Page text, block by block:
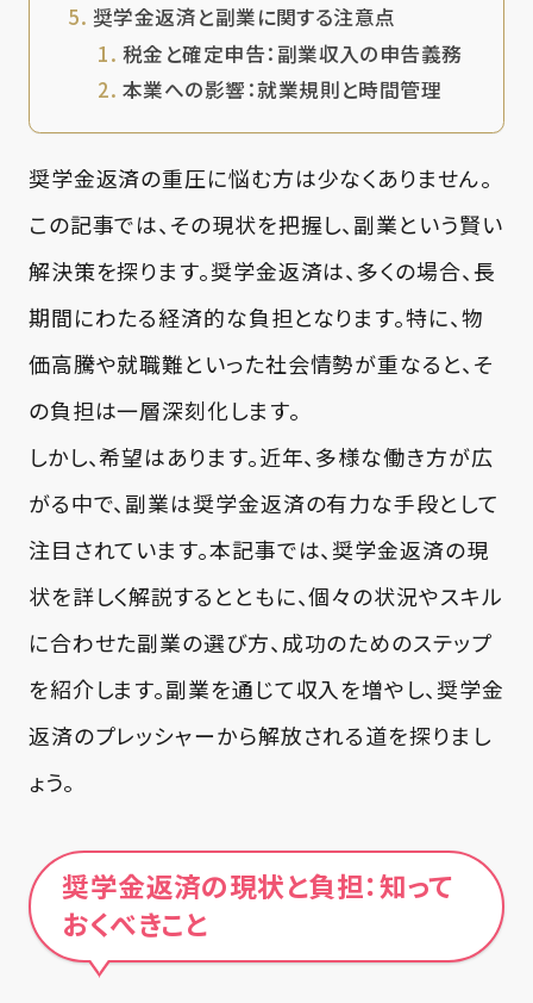
奨学金返済と副業に関する注意点
税金と確定申告：副業収入の申告義務
本業への影響：就業規則と時間管理
奨学金返済の重圧に悩む方は少なくありません。
この記事では、その現状を把握し、副業という賢い
解決策を探ります。奨学金返済は、多くの場合、長
期間にわたる経済的な負担となります。特に、物
価高騰や就職難といった社会情勢が重なると、そ
の負担は一層深刻化します。
しかし、希望はあります。近年、多様な働き方が広
がる中で、副業は奨学金返済の有力な手段として
注目されています。本記事では、奨学金返済の現
状を詳しく解説するとともに、個々の状況やスキル
に合わせた副業の選び方、成功のためのステップ
を紹介します。副業を通じて収入を増やし、奨学金
返済のプレッシャーから解放される道を探りまし
ょう。
奨学金返済の現状と負担：知って
おくべきこと